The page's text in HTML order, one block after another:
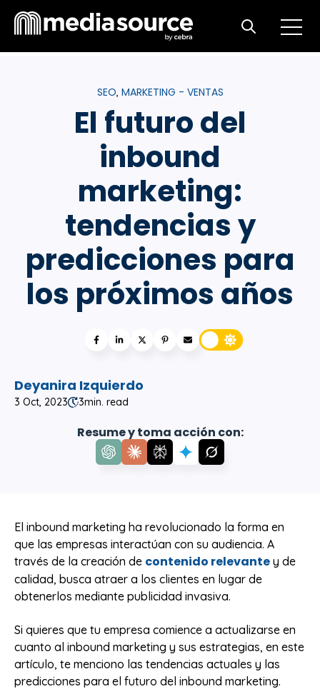
Open
Open search
SEO, MARKETING - VENTAS
El futuro del
inbound
marketing:
tendencias y
predicciones para
los próximos años
Deyanira Izquierdo
3 Oct, 2023 3min. read
Resume y toma acción con:
El inbound marketing ha revolucionado la forma en
que las empresas interactúan con su audiencia. A
través de la creación de contenido relevante y de
calidad, busca atraer a los clientes en lugar de
obtenerlos mediante publicidad invasiva.
Si quieres que tu empresa comience a actualizarse en
cuanto al inbound marketing y sus estrategias, en este
artículo, te menciono las tendencias actuales y las
predicciones para el futuro del inbound marketing.